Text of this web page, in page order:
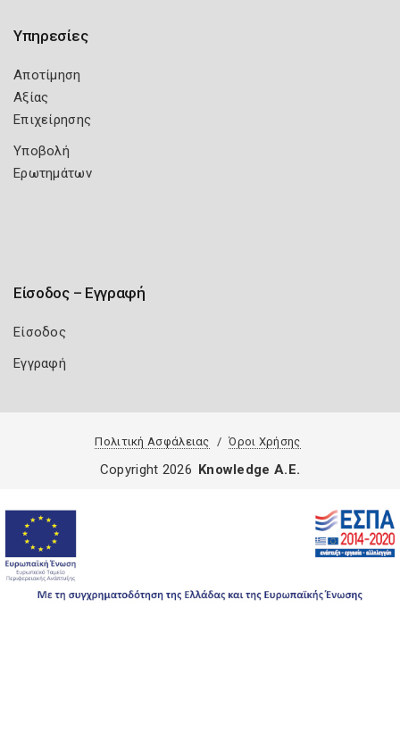
Υπηρεσίες
Αποτίμηση
Αξίας
Επιχείρησης
Υποβολή
Ερωτημάτων
Είσοδος – Εγγραφή
Είσοδος
Εγγραφή
Πολιτική Ασφάλειας Όροι Χρήσης
Copyright 2026 Knowledge A.E.